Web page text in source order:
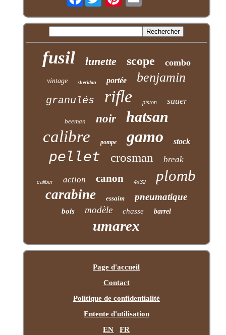
fusil lunette scope combo
vintage sheridan portée benjamin
granulés rifle piston sauer
beeman noir hatsan
calibre pompe gamo stock
pellet crosman break
caliber action canon 4x32 plomb
carabine essaim pneumatique
bois modèle chasse barrel
umarex
Page d'accueil
Contact
Politique de confidentialité
Entente d'utilisation
EN
FR